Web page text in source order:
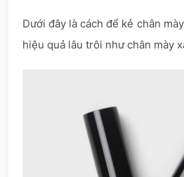
Dưới đây là cách để kẻ chân
hiệu quả lâu trôi như chân mày